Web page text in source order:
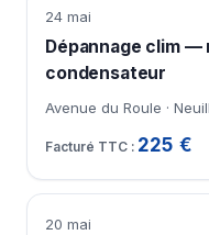
24 mai
Dépannage clim
condensateur
Avenue du Roule ·
225 €
20 mai